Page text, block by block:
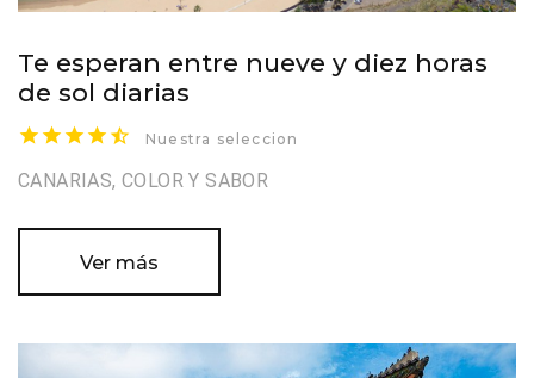
Te esperan entre nueve y diez horas
de sol diarias
Nuestra seleccion
CANARIAS, COLOR Y SABOR
Ver más